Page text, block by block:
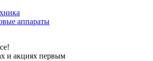
аппараты
и акциях первым